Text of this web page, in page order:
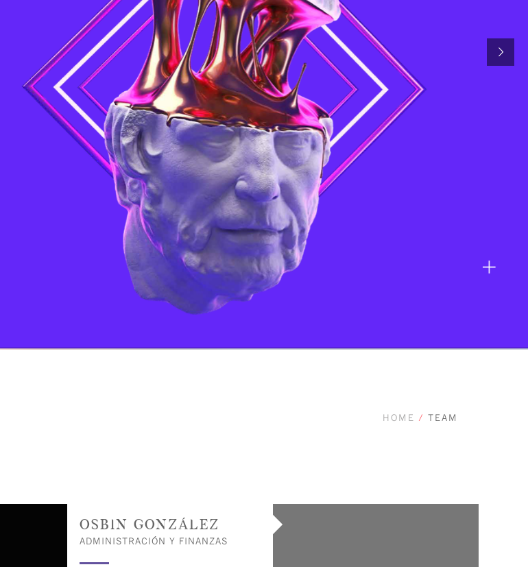
Panama
El Salvador
Nicaragua
HOME / TEAM
OSBIN GONZÁLEZ
ADMINISTRACIÓN Y FINANZAS